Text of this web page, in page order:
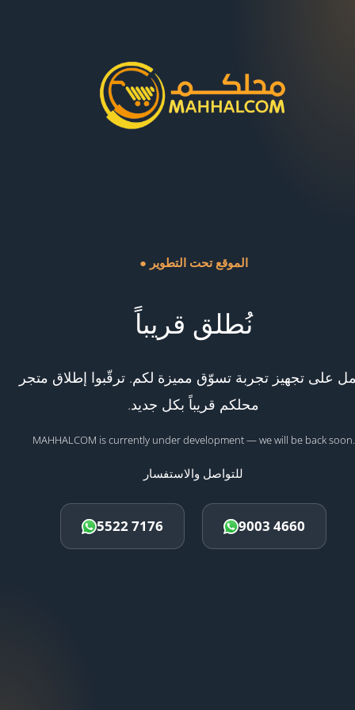
● الموقع تحت التطوير
نُطلق قريباً
على تجهيز تجربة تسوّق مميزة لكم. ترقّبوا إطلاق متجر
محلكم قريباً بكل جديد.
MAHHALCOM is currently under development — we will be back soon.
للتواصل والاستفسار
5522 7176 9003 4660